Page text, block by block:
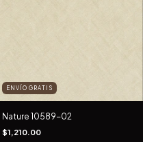
ENVÍO GRATIS
Nature 10589-02
$1,210.00